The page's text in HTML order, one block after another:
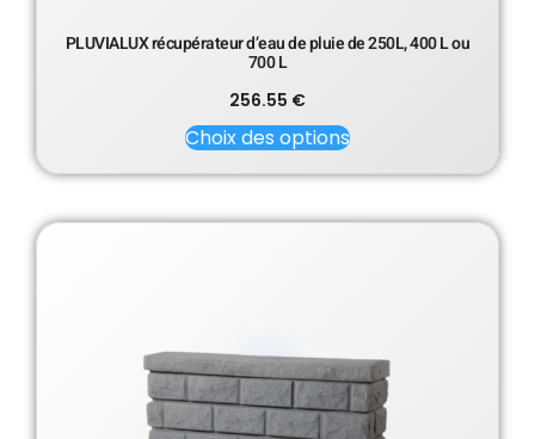
PLUVIALUX récupérateur d’eau de pluie de 250L, 400 L ou
700 L
256.55 €
Choix des options